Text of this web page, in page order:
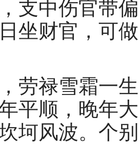
支中伤官带
坐财官，可
劳禄雪霜一
平顺，晚年
坷风波。个